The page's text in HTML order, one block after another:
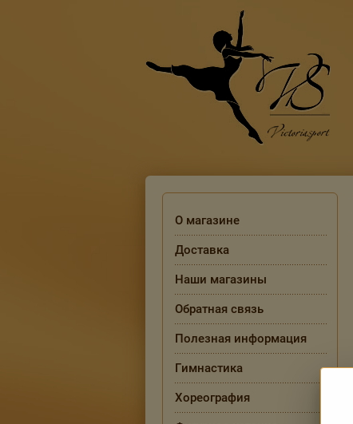
О магазине
Доставка
Наши магазины
Обратная связь
Полезная информация
Гимнастика
Хореография